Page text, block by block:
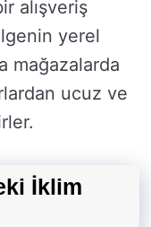
alışveriş
yerel
mağazalarda
ucuz ve
İklim